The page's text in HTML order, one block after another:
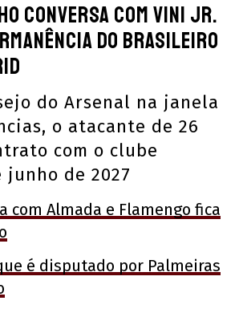
conversa com Vini Jr.
do brasileiro
do Arsenal na janela
o atacante de 26
com o clube
de 2027
com Almada e Flamengo fica
é disputado por Palmeiras